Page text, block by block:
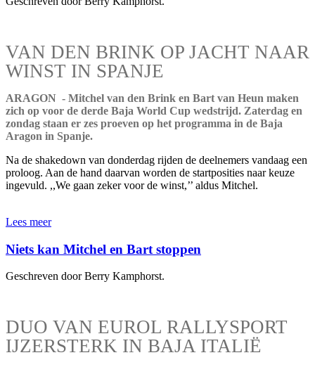
VAN DEN BRINK OP JACHT NAAR
WINST IN SPANJE
ARAGON - Mitchel van den Brink en Bart van Heun maken
zich op voor de derde Baja World Cup wedstrijd. Zaterdag en
zondag staan er zes proeven op het programma in de Baja
Aragon in Spanje.
Na de shakedown van donderdag rijden de deelnemers vandaag een
proloog. Aan de hand daarvan worden de startposities naar keuze
ingevuld. ,,We gaan zeker voor de winst,’’ aldus Mitchel.
Lees meer
Niets kan Mitchel en Bart stoppen
Geschreven door Berry Kamphorst.
DUO VAN EUROL RALLYSPORT
IJZERSTERK IN BAJA ITALIË